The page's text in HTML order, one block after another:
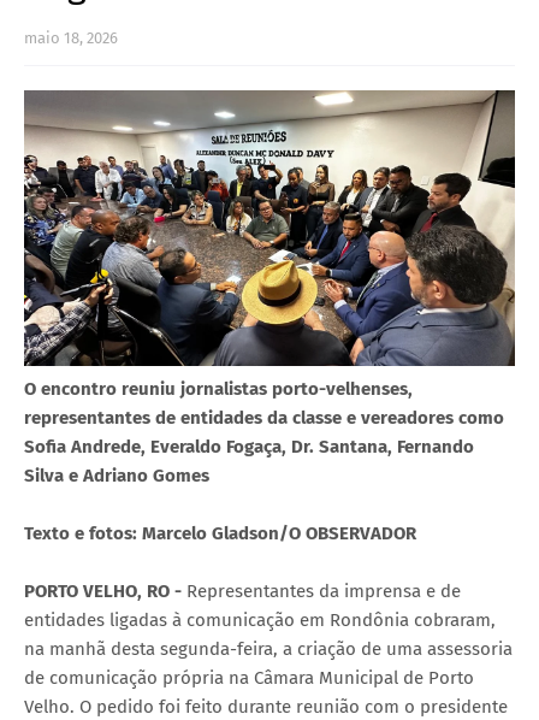
maio 18, 2026
O encontro reuniu jornalistas porto-velhenses,
representantes de entidades da classe e vereadores como
Sofia Andrede, Everaldo Fogaça, Dr. Santana, Fernando
Silva e Adriano Gomes
Texto e fotos: Marcelo Gladson/O OBSERVADOR
PORTO VELHO, RO - Representantes da imprensa e de
entidades ligadas à comunicação em Rondônia cobraram,
na manhã desta segunda-feira, a criação de uma assessoria
de comunicação própria na Câmara Municipal de Porto
Velho. O pedido foi feito durante reunião com o presidente